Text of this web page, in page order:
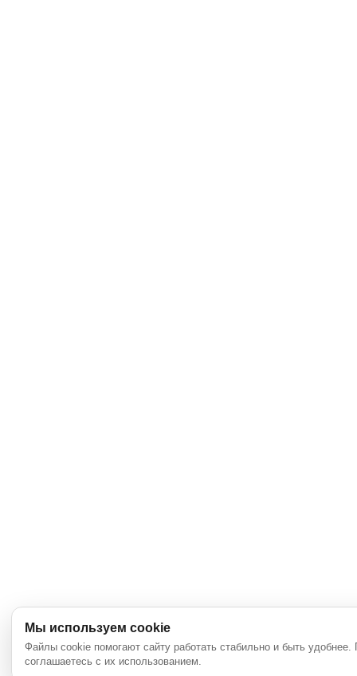
Мы используем cookie
Файлы cookie помогают сайту работать стабильно и быть
соглашаетесь с их использованием.